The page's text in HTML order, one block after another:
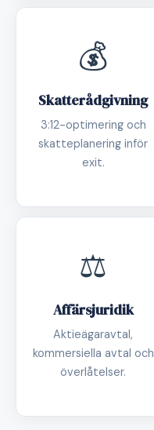
💰
Skatterådgivning
3:12-optimering och
skatteplanering inför
exit.
⚖️
Affärsjuridik
Aktieägaravtal,
kommersiella avtal och
överlåtelser.